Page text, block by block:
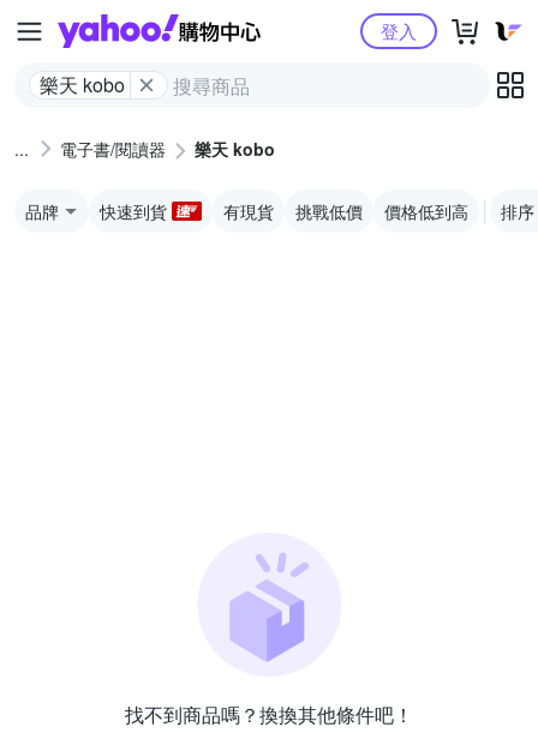
Yahoo購物中心
樂天 kobo
登入
電子書/閱讀器 樂天 kobo
品牌 快速到貨 有現貨 挑戰低價 價格低到高 排序
找不到商品嗎？換換其他條件吧！